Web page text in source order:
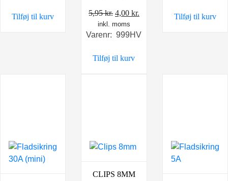
Tilføj til kurv 5,95kr. Den
oprindelige
pris
5,95 kr..
4,00 kr.
pris
inkl. moms
Varenr: 999HV
Tilføj til kurv
Tilføj til kurv
CLIPS 8MM